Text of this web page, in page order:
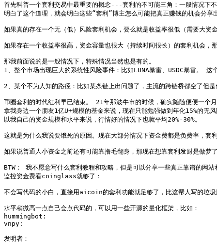
首先科普一个套利交易中最重要的概念---套利的不可能三角：一般情况下
明白了这个道理，就会明白这些“套利”博主怎么可能把真正赚钱的机会分
如果真的存在一个无（低）风险套利机会，要么就是收益率很低（需要大
如果存在一个收益率很高，资金容量也很大（持续时间很长）的套利机会
那我前面说的是一般情况下，特殊情况当然也是有的。
1、整个市场出现巨大的系统性风险事件：比如LUNA暴雷、USDC暴雷。
2、某个不为人知的路径：比如某条链上出问题了，主流的跨链桥都空了
币圈套利的时代红利早已结束。 21年那波牛市的时候，确实随随便便一
拿我身边一个朋友1亿U+规模的基金来说，现在只能勉强做到年化15%的无
以我自己的资金规模和水平来说，行情好的情况下也就平均20%-30%。
这就是为什么我说要饿死的原因。现在大部分情况下资金费都是负费率，
如果说普通人小资金之前还有可能靠撸毛翻身，那现在想靠套利发财是做梦
BTW： 我不愿意写什么套利教程和攻略，但是可以分享一些真正靠谱的网站
监控资金费看coinglass就够了：
不会写代码的小白，直接用aicoin的套利功能就足够了，比这帮人写的垃
水平稍微高一点自己会点代码的，可以用一些开源的量化框架，比如：
hummingbot:
vnpy: